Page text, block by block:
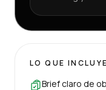
LO QUE
Brief claro de